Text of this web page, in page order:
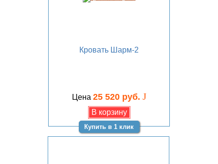
Кровать Шарм-2
Цена 25 520 руб. J
Купить в 1 клик